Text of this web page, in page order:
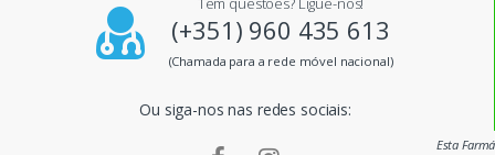
(+351) 960 435 613
(Chamada para a rede móvel nacional)
Ou siga-nos nas redes sociais:
Esta